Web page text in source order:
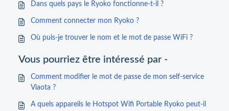
Dans quels pays le Ryoko fonctionne-t-il ?
Comment connecter mon Ryoko ?
Où puis-je trouver le nom et le mot de passe WiFi ?
Vous pourriez être intéressé par -
Comment modifier le mot de passe de mon self-service
Viaota ?
A quels appareils le Hotspot Wifi Portable Ryoko peut-il